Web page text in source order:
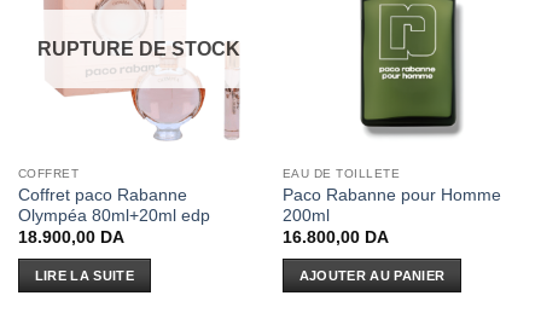
RUPTURE DE STOCK
COFFRET
Coffret paco Rabanne
Olympéa 80ml+20ml edp
18.900,00 DA
LIRE LA SUITE
EAU DE TOILLETE
Paco Rabanne pour Homme
200ml
16.800,00 DA
AJOUTER AU PANIER